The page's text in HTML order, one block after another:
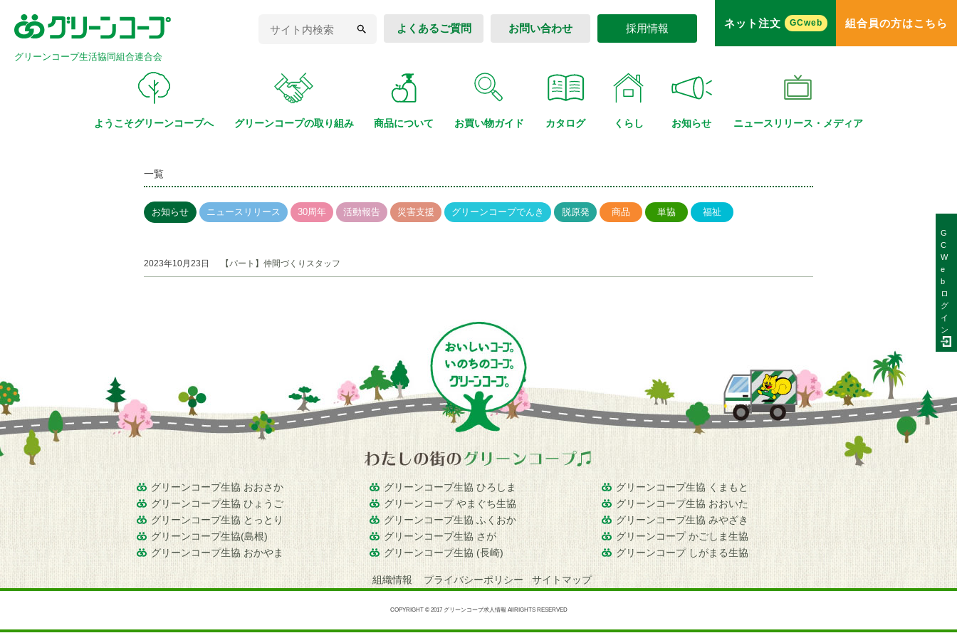
グリーンコープ生活協同組合連合会
よくあるご質問 お問い合わせ 採用情報
ようこそグリーンコープへ グリーンコープの取り組み 商品について お買い物ガイド カタログ くらし お知らせ ニュースリリース・ メディア
ネット注文 GCweb 組合員の方はこちら
G
C
W
e
b
ロ
グ
イ
ン
一覧
お知らせ ニュースリリース 30周年 活動報告 災害支援 グリーンコープでんき 脱原発 商品 単協 福祉
2023年10月23日 【パート】仲間づくりスタッフ
グリーンコープ生協 おおさか
グリーンコープ生協 ひょうご
グリーンコープ生協 とっとり
グリーンコープ生協(島根)
グリーンコープ生協 おかやま
グリーンコープ生協 ひろしま
グリーンコープ やまぐち生協
グリーンコープ生協 ふくおか
グリーンコープ生協 さが
グリーンコープ生協 (長崎)
グリーンコープ生協 くまもと
グリーンコープ生協 おおいた
グリーンコープ生協 みやざき
グリーンコープ かごしま生協
グリーンコープ しがまる生協
組織情報 プライバシーポリシー サイトマップ
COPYRIGHT © 2017 グリーンコープ求人情報 AllRIGHTS RESERVED